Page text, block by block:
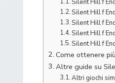
Silent Hill f
Silent Hill f
Silent Hill f
Silent Hill f
Silent Hill f
Come ottenere
Altre guide su
Altri giochi